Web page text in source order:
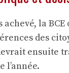
la
des
ensuite
l’année.